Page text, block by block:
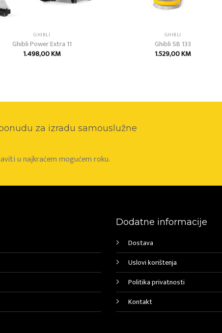
GHIBLI
Ghibli Power Extra 11
1.498,00KM
GHIBLI
Ghibli SB 133
1.529,00KM
za izradu samouslužne
u najkraćem mogućem roku.
Dodatne informacije
Dostava
Uslovi korištenja
Politika privatnosti
Kontakt